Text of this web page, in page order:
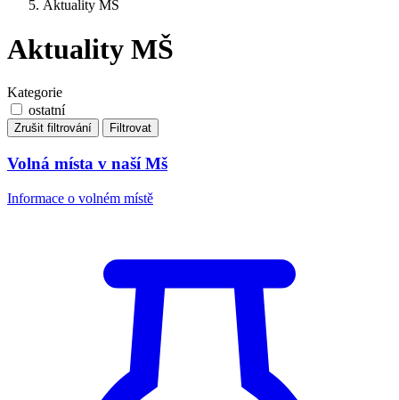
Aktuality MŠ
Aktuality MŠ
Kategorie
ostatní
Zrušit filtrování Filtrovat
Volná místa v naší Mš
Informace o volném místě